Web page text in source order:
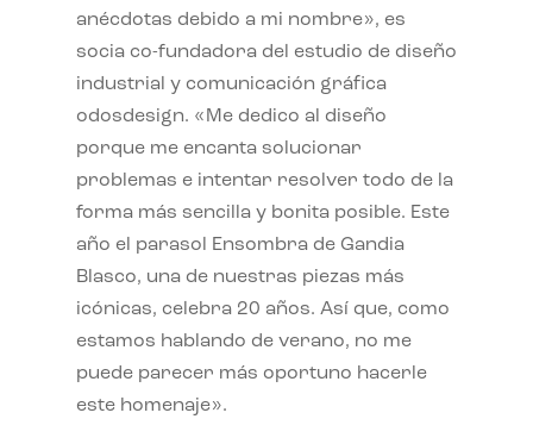
anécdotas debido a mi nombre», es
socia co-fundadora del estudio de diseño
industrial y comunicación gráfica
odosdesign. «Me dedico al diseño
porque me encanta solucionar
problemas e intentar resolver todo de la
forma más sencilla y bonita posible. Este
año el parasol Ensombra de Gandia
Blasco, una de nuestras piezas más
icónicas, celebra 20 años. Así que, como
estamos hablando de verano, no me
puede parecer más oportuno hacerle
este homenaje».